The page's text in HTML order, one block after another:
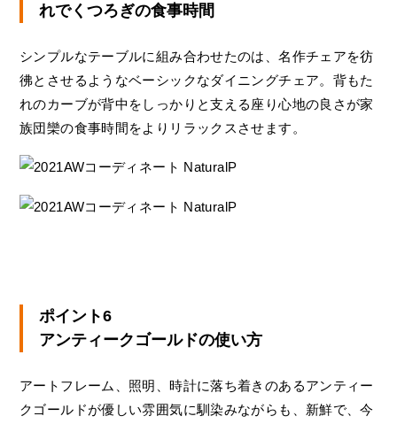
れでくつろぎの食事時間
シンプルなテーブルに組み合わせたのは、名作チェアを彷
彿とさせるようなベーシックなダイニングチェア。背もた
れのカーブが背中をしっかりと支える座り心地の良さが家
族団欒の食事時間をよりリラックスさせます。
ポイント6
アンティークゴールドの使い方
アートフレーム、照明、時計に落ち着きのあるアンティー
クゴールドが優しい雰囲気に馴染みながらも、新鮮で、今